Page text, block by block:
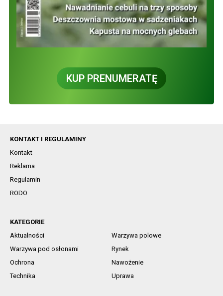
KUP PRENUMERATĘ
KONTAKT I REGULAMINY
Kontakt
Reklama
Regulamin
RODO
KATEGORIE
Aktualności
Warzywa polowe
Warzywa pod osłonami
Rynek
Ochrona
Nawożenie
Technika
Uprawa